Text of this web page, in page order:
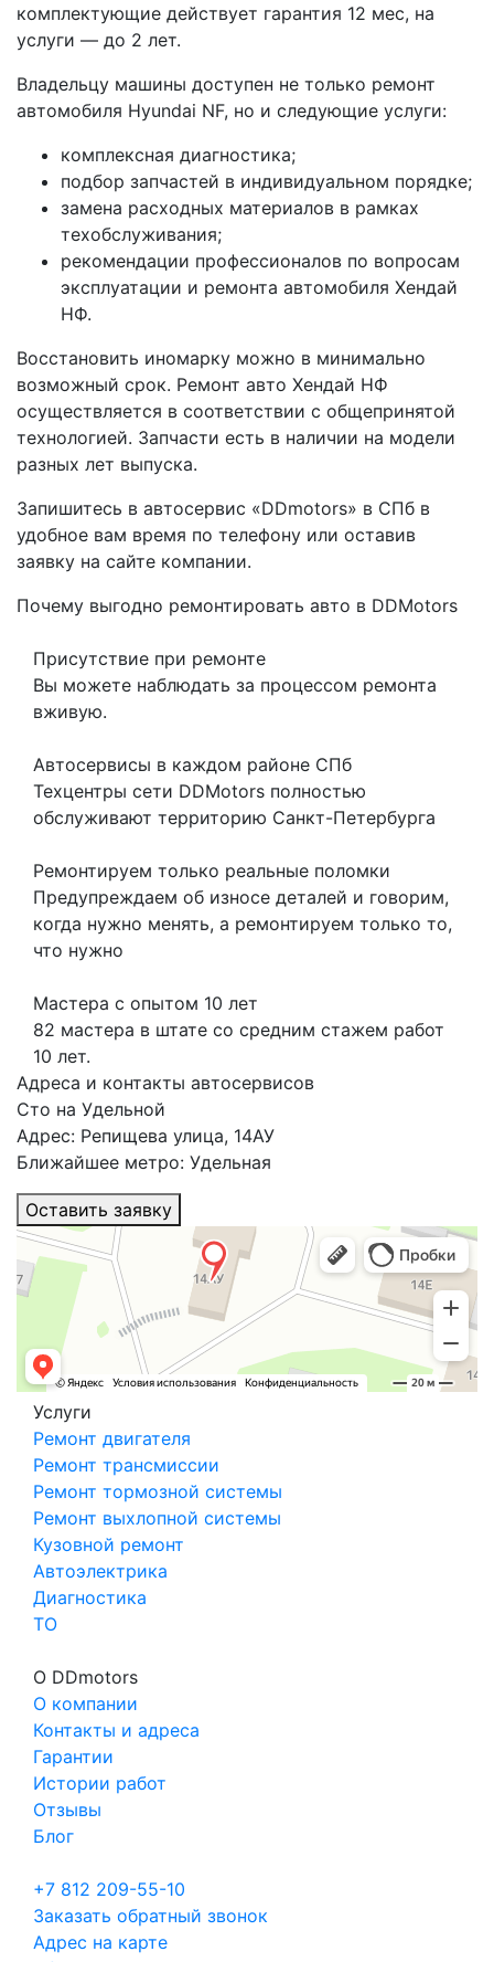
комплектующие действует гарантия 12 мес, на
услуги — до 2 лет.
Владельцу машины доступен не только ремонт
автомобиля Hyundai NF, но и следующие услуги:
комплексная диагностика;
подбор запчастей в индивидуальном порядке;
замена расходных материалов в рамках
техобслуживания;
рекомендации профессионалов по вопросам
эксплуатации и ремонта автомобиля Хендай
НФ.
Восстановить иномарку можно в минимально
возможный срок. Ремонт авто Хендай НФ
осуществляется в соответствии с общепринятой
технологией. Запчасти есть в наличии на модели
разных лет выпуска.
Запишитесь в автосервис «DDmotors» в СПб в
удобное вам время по телефону или оставив
заявку на сайте компании.
Почему выгодно ремонтировать авто в DDMotors
Присутствие при ремонте
Вы можете наблюдать за процессом ремонта
вживую.
Автосервисы в каждом районе СПб
Техцентры сети DDMotors полностью
обслуживают территорию Санкт-Петербурга
Ремонтируем только реальные поломки
Предупреждаем об износе деталей и говорим,
когда нужно менять, а ремонтируем только то,
что нужно
Мастера с опытом 10 лет
82 мастера в штате со средним стажем работ
10 лет.
Адреса и контакты автосервисов
Сто на Удельной
Адрес: Репищева улица, 14АУ
Ближайшее метро: Удельная
Оставить заявку
Услуги
Ремонт двигателя
Ремонт трансмиссии
Ремонт тормозной системы
Ремонт выхлопной системы
Кузовной ремонт
Автоэлектрика
Диагностика
ТО
О DDmotors
О компании
Контакты и адреса
Гарантии
Истории работ
Отзывы
Блог
+7 812 209-55-10
Заказать обратный звонок
Адрес на карте